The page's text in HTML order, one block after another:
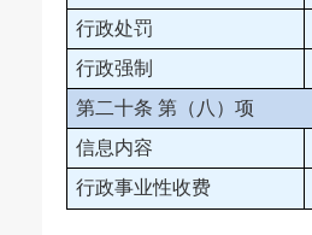
行政处罚
行政强制
第二十条 第（八）项
信息内容
行政事业性收费